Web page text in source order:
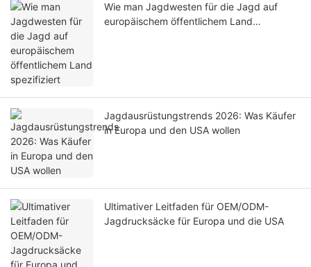
Wie man Jagdwesten für die Jagd auf
europäischem öffentlichem Land
Jagdausrüstungstrends 2026: Was Käufer
in Europa und den USA wollen
Ultimativer Leitfaden für OEM/ODM-
Jagdrucksäcke für Europa und die USA